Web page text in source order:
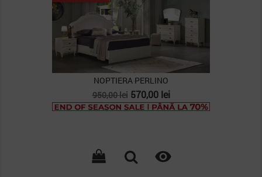
NOPTIERA PERLINO
Pret
de
950,00 lei Pret
570,00 lei
